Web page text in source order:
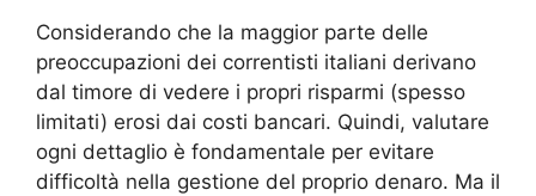
Considerando che la maggior parte delle
preoccupazioni dei correntisti italiani derivano
dal timore di vedere i propri risparmi (spesso
limitati) erosi dai costi bancari. Quindi, valutare
ogni dettaglio è fondamentale per evitare
difficoltà nella gestione del proprio denaro. Ma il